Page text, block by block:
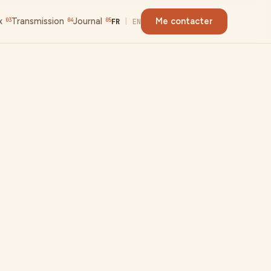
03Transmission 04Journal 05FR EN Me contacter